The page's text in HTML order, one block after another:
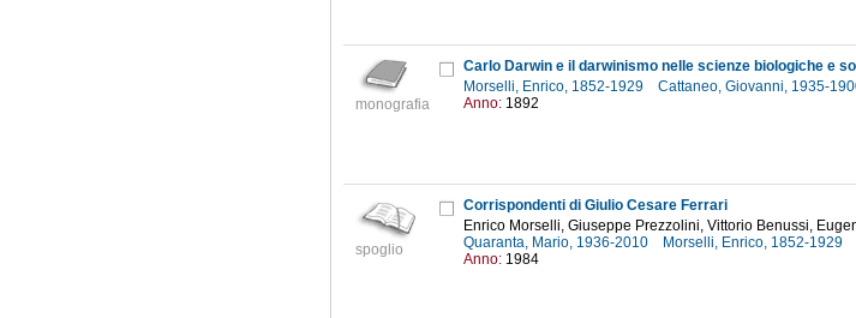
monografia
Carlo Darwin e il darwinismo nelle scienze biologiche e
Morselli, Enrico, 1852-1929
Cattaneo, Giovanni, 1935-
Anno: 1892
spoglio
Corrispondenti di Giulio Cesare Ferrari
Enrico Morselli, Giuseppe Prezzolini, Vittorio Benussi,
Quaranta, Mario, 1936-2010
Morselli, Enrico, 1852-1929
Anno: 1984